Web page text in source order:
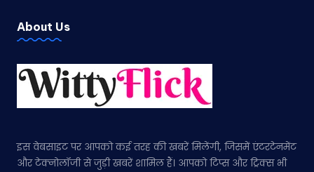
About Us
इस वेबसाइट पर आपको कई तरह की खबरें मिलेंगी, जिसमें एंटरटेनमेंट
और टेक्नोलॉजी से जुड़ी खबरें शामिल हैं। आपको टिप्स और ट्रिक्स भी